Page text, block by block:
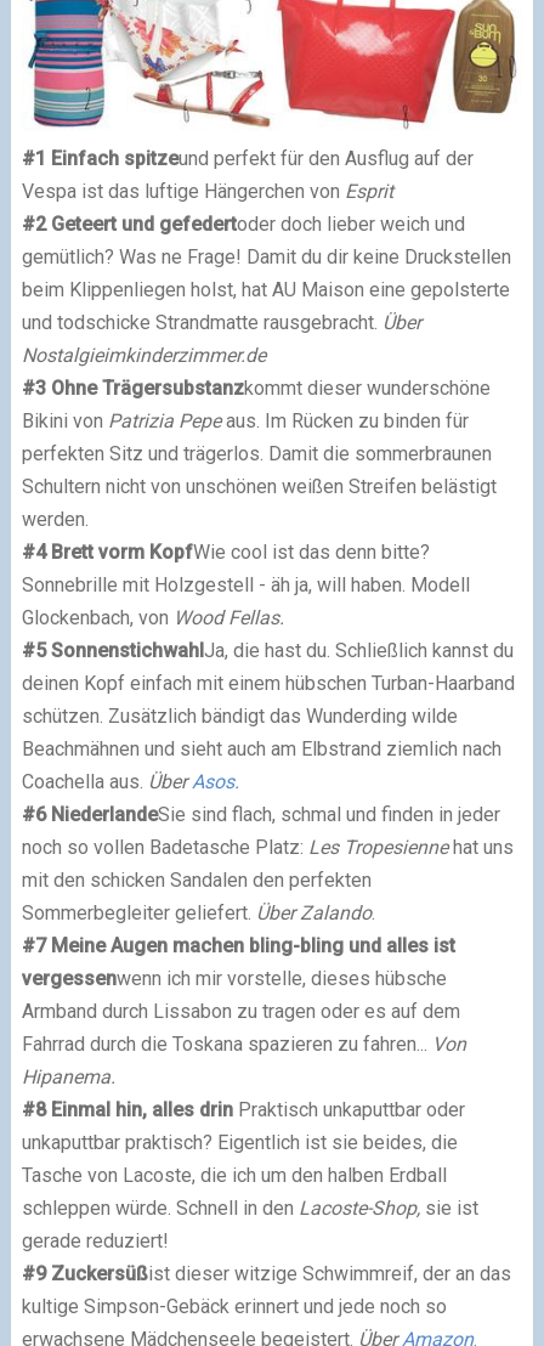
#1 Einfach spitzeund perfekt für den Ausflug auf der
Vespa ist das luftige Hängerchen von Esprit
#2 Geteert und gefedertoder doch lieber weich und
gemütlich? Was ne Frage! Damit du dir keine Druckstellen
beim Klippenliegen holst, hat AU Maison eine gepolsterte
und todschicke Strandmatte rausgebracht. Über
Nostalgieimkinderzimmer.de
#3 Ohne Trägersubstanzkommt dieser wunderschöne
Bikini von Patrizia Pepeaus. Im Rücken zu binden für
perfekten Sitz und trägerlos. Damit die sommerbraunen
Schultern nicht von unschönen weißen Streifen belästigt
werden.
#4 Brett vorm KopfWie cool ist das denn bitte?
Sonnebrille mit Holzgestell - äh ja, will haben. Modell
Glockenbach, von Wood Fellas.
#5 Sonnenstichwahl Ja, die hast du. Schließlich kannst du
deinen Kopf einfach mit einem hübschen Turban-Haarband
schützen. Zusätzlich bändigt das Wunderding wilde
Beachmähnen und sieht auch am Elbstrand ziemlich nach
Coachella aus. ÜberAsos.
#6 NiederlandeSie sind flach, schmal und finden in jeder
noch so vollen Badetasche Platz: Les Tropesiennehat uns
mit den schicken Sandalen den perfekten
Sommerbegleiter geliefert. Über Zalando.
#7 Meine Augen machen bling-bling und alles ist
vergessenwenn ich mir vorstelle, dieses hübsche
Armband durch Lissabon zu tragen oder es auf dem
Fahrrad durch die Toskana spazieren zu fahren... Von
Hipanema.
#8 Einmal hin, alles drin Praktisch unkaputtbar oder
unkaputtbar praktisch? Eigentlich ist sie beides, die
Tasche von Lacoste, die ich um den halben Erdball
schleppen würde. Schnell in den Lacoste-Shop, sie ist
gerade reduziert!
#9 Zuckersüßist dieser witzige Schwimmreif, der an das
kultige Simpson-Gebäck erinnert und jede noch so
erwachsene Mädchenseele begeistert. ÜberAmazon.